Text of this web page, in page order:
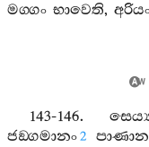
මග‍්ගං භාවෙති,
143-146.
ජඞ‍්ගමානං2